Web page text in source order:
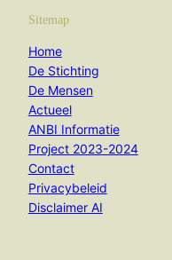
Sitemap
Home
De Stichting
De Mensen
Actueel
ANBI Informatie
Project 2023-2024
Contact
Privacybeleid
Disclaimer AI